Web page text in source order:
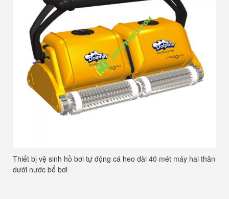
Thiết bị vệ sinh hồ bơi tự động cá heo dài 40 mét máy hai thân
dưới nước bể bơi